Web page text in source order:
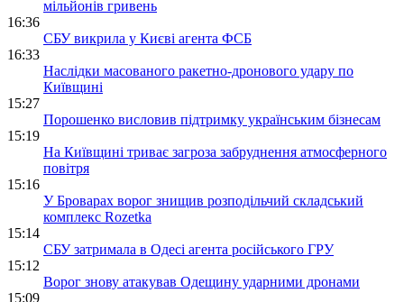
мільйонів гривень
16:36
СБУ викрила у Києві агента ФСБ
16:33
Наслідки масованого ракетно-дронового удару по
Київщині
15:27
Порошенко висловив підтримку українським бізнесам
15:19
На Київщині триває загроза забруднення атмосферного
повітря
15:16
У Броварах ворог знищив розподільчий складський
комплекс Rozetka
15:14
СБУ затримала в Одесі агента російського ГРУ
15:12
Ворог знову атакував Одещину ударними дронами
15:09